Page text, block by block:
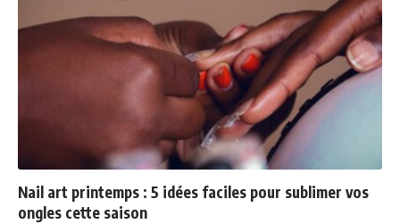
Nail art printemps : 5 idées faciles pour sublimer vos
ongles cette saison